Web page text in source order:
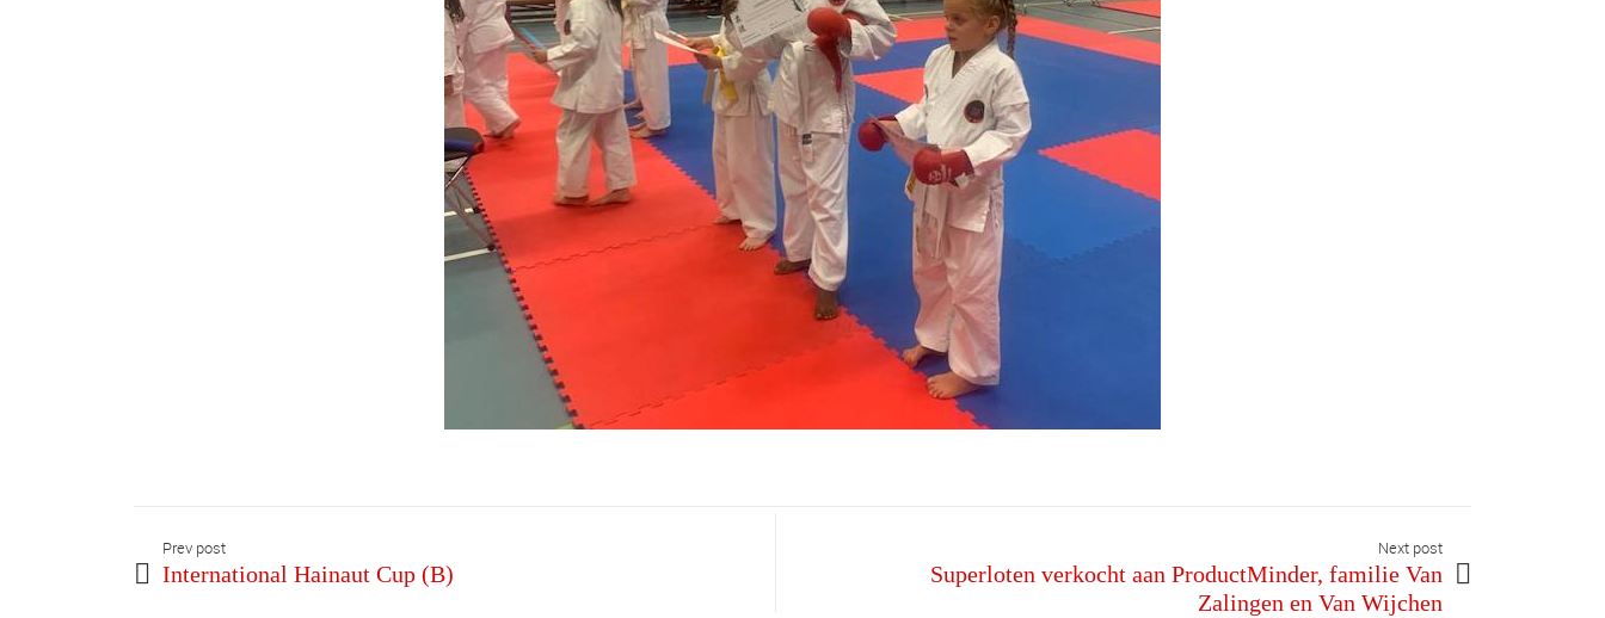
Prev post
International Hainaut Cup (B)
Next post
Superloten verkocht aan ProductMinder, familie Van
Zalingen en Van Wijchen